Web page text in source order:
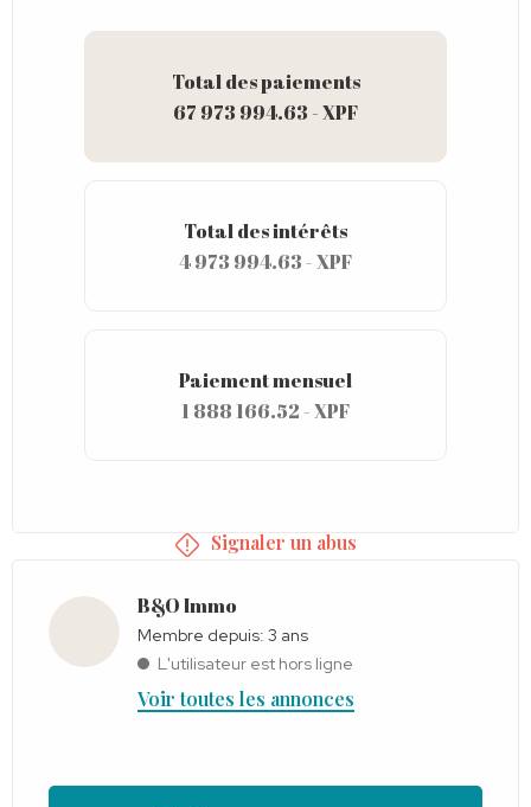
Paiement mensuel
1 888 166.52 - XPF
Total des intérêts
4 973 994.63 - XPF
Total des paiements
67 973 994.63 - XPF
Signaler un abus
B&O Immo
Membre depuis: 3 ans
L'utilisateur est hors ligne
Voir toutes les annonces